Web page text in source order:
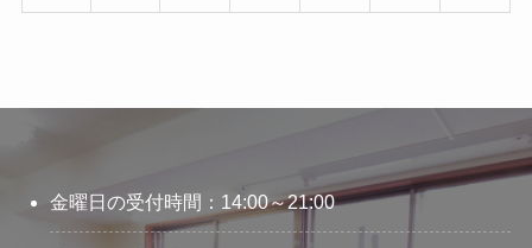
金曜日の受付時間：14:00～21:00